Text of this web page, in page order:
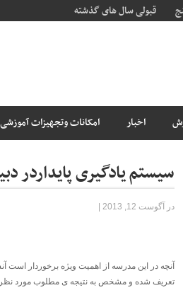
قبولی سال های گذشته
اخبار امکانات وتجهیزات آموزشی
سیستم یادگیری پایداردر
در آگوست 12, 2013
آنچه در این مدرسه از اهمیت ویژه برخوردار است
تعریف شده و مشخص به نتیجه ی مطلوب مورد نظر